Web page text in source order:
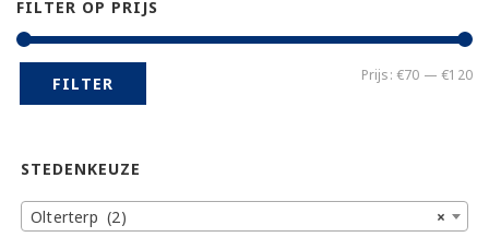
FILTER OP PRIJS
FILTER Prijs: €70 —€120
STEDENKEUZE
×
Olterterp (2)